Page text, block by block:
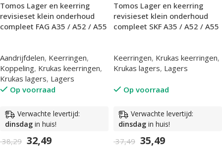
Tomos Lager en keerring
revisieset klein onderhoud
compleet FAG A35 / A52 / A55
Aandrijfdelen, Keerringen,
Koppeling, Krukas keerringen,
Krukas lagers, Lagers
Op voorraad
Verwachte levertijd:
dinsdag in huis!
38,29 32,49
Tomos Lager en keerring
revisieset klein onderhoud
compleet SKF A35 / A52 / A55
Keerringen, Krukas keerringen,
Krukas lagers, Lagers
Op voorraad
Verwachte levertijd:
dinsdag in huis!
37,49 35,49